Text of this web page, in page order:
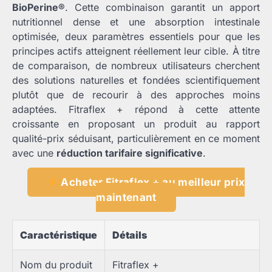
BioPerine®. Cette combinaison garantit un apport
nutritionnel dense et une absorption intestinale
optimisée, deux paramètres essentiels pour que les
principes actifs atteignent réellement leur cible. À titre
de comparaison, de nombreux utilisateurs cherchent
des solutions naturelles et fondées scientifiquement
plutôt que de recourir à des approches moins
adaptées. Fitraflex + répond à cette attente
croissante en proposant un produit au rapport
qualité-prix séduisant, particulièrement en ce moment
avec une réduction tarifaire significative.
Acheter Fitraflex + au meilleur prix
maintenant
Caractéristique Détails
Nom du produit Fitraflex +